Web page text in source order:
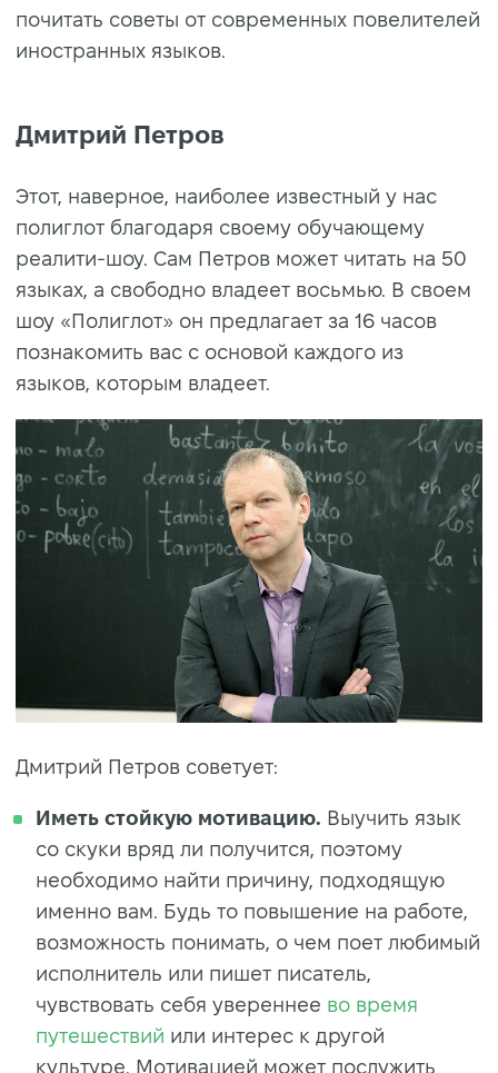
почитать советы от современных повелителей
иностранных языков.
Дмитрий Петров
Этот, наверное, наиболее известный у нас
полиглот благодаря своему обучающему
реалити-шоу. Сам Петров может читать на 50
языках, а свободно владеет восьмью. В своем
шоу «Полиглот» он предлагает за 16 часов
познакомить вас с основой каждого из
языков, которым владеет.
Дмитрий Петров советует:
Иметь стойкую мотивацию. Выучить язык
со скуки вряд ли получится, поэтому
необходимо найти причину, подходящую
именно вам. Будь то повышение на работе,
возможность понимать, о чем поет любимый
исполнитель или пишет писатель,
чувствовать себя увереннее во время
путешествий или интерес к другой
культуре. Мотивацией может послужить